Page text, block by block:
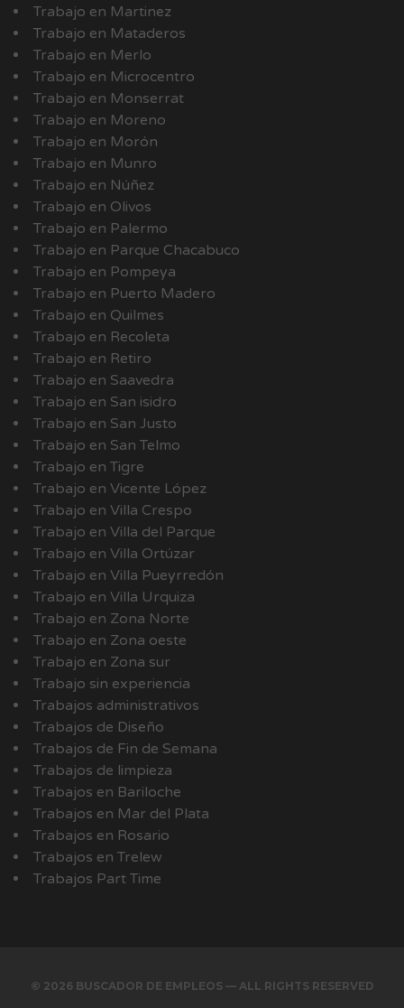
Trabajo en Martinez
Trabajo en Mataderos
Trabajo en Merlo
Trabajo en Microcentro
Trabajo en Monserrat
Trabajo en Moreno
Trabajo en Morón
Trabajo en Munro
Trabajo en Núñez
Trabajo en Olivos
Trabajo en Palermo
Trabajo en Parque Chacabuco
Trabajo en Pompeya
Trabajo en Puerto Madero
Trabajo en Quilmes
Trabajo en Recoleta
Trabajo en Retiro
Trabajo en Saavedra
Trabajo en San isidro
Trabajo en San Justo
Trabajo en San Telmo
Trabajo en Tigre
Trabajo en Vicente López
Trabajo en Villa Crespo
Trabajo en Villa del Parque
Trabajo en Villa Ortúzar
Trabajo en Villa Pueyrredón
Trabajo en Villa Urquiza
Trabajo en Zona Norte
Trabajo en Zona oeste
Trabajo en Zona sur
Trabajo sin experiencia
Trabajos administrativos
Trabajos de Diseño
Trabajos de Fin de Semana
Trabajos de limpieza
Trabajos en Bariloche
Trabajos en Mar del Plata
Trabajos en Rosario
Trabajos en Trelew
Trabajos Part Time
© 2026 BUSCADOR DE EMPLEOS — ALL RIGHTS RESERVED